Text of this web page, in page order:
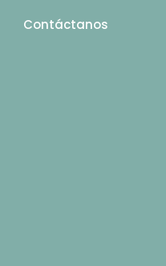
Contáctanos